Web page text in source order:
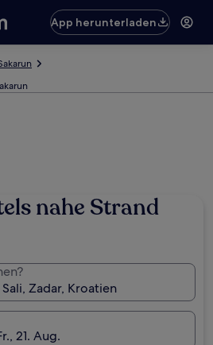
App herunterladen
nahe Strand
Zadar, Kroatien
21. Aug.